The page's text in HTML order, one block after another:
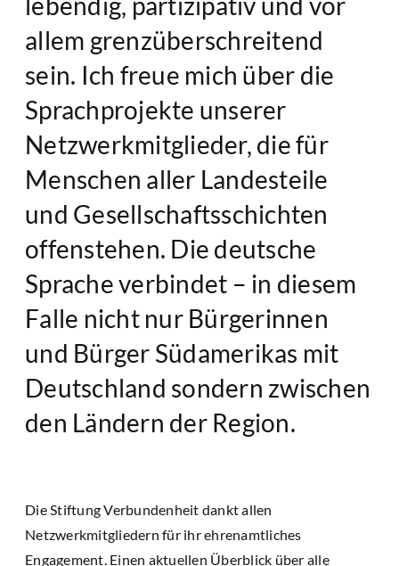
allem grenzüberschreitend
sein. Ich freue mich über die
Sprachprojekte unserer
Netzwerkmitglieder, die für
Menschen aller Landesteile
und Gesellschaftsschichten
offenstehen. Die deutsche
Sprache verbindet – in diesem
Falle nicht nur Bürgerinnen
und Bürger Südamerikas mit
Deutschland sondern zwischen
den Ländern der Region.
Die Stiftung Verbundenheit dankt allen
Netzwerkmitgliedern für ihr ehrenamtliches
Engagement. Einen aktuellen Überblick über alle